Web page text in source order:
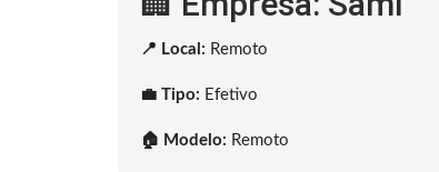
📍 Local: Remoto
💼 Tipo: Efetivo
🏠 Modelo: Remoto